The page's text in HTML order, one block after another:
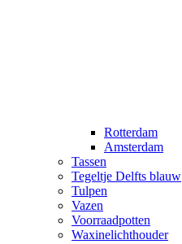
Rotterdam
Amsterdam
Tassen
Tegeltje Delfts blauw
Tulpen
Vazen
Voorraadpotten
Waxinelichthouder